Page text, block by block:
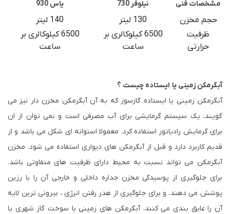
مشخصات فنی نیلوفر 730 یاس 930
حجم مخزن 130 لیتر
140 لیتر
ظرفیت
حرارتی
6500 کیلوکالری بر
ساعت
6500 کیلوکالری بر
ساعت
آبگرمکن زمینی یا ایستاده چیست ؟
آبگرمکن زمینی یا ایستاده گازسوز که به آن آبگرمکن مخزن دار نیز می
گویند، یک سیستم گرمایشی برای آب مصرفی است و نمی توان از ان
برای گرمایش رادیاتور استفاده کرد. معمولا استوانه ای شکل می باشد و از
قدیم کاربرد دارد و قبل از آبگرمکن های دیواری استفاده می شود. مخزن
آبگرمکن می تواند نسبت به محیط دارای ظرفیت های متفاوتی باشد.
برای جلوگیری از پوسیدگی مخزن جداره داخلی و خارجی آن را با رزین
پوشش می دهند. و برای جلوگیری از هدر رفتن انرژی ، بیرونی ترین لایه
آن را عایق بندی می کنند. آبگرمکن های زمینی با سوخت گاز شهری یا